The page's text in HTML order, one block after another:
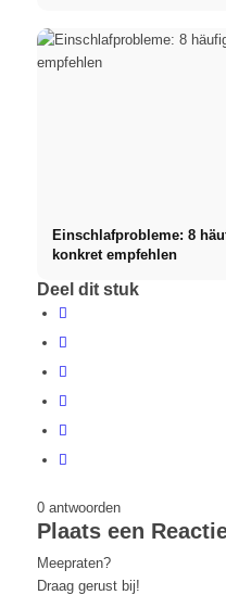
Einschlafprobleme: 8
konkret empfehlen
Deel dit stuk
0 antwoorden
Plaats een
Meepraten?
Draag gerust bij!